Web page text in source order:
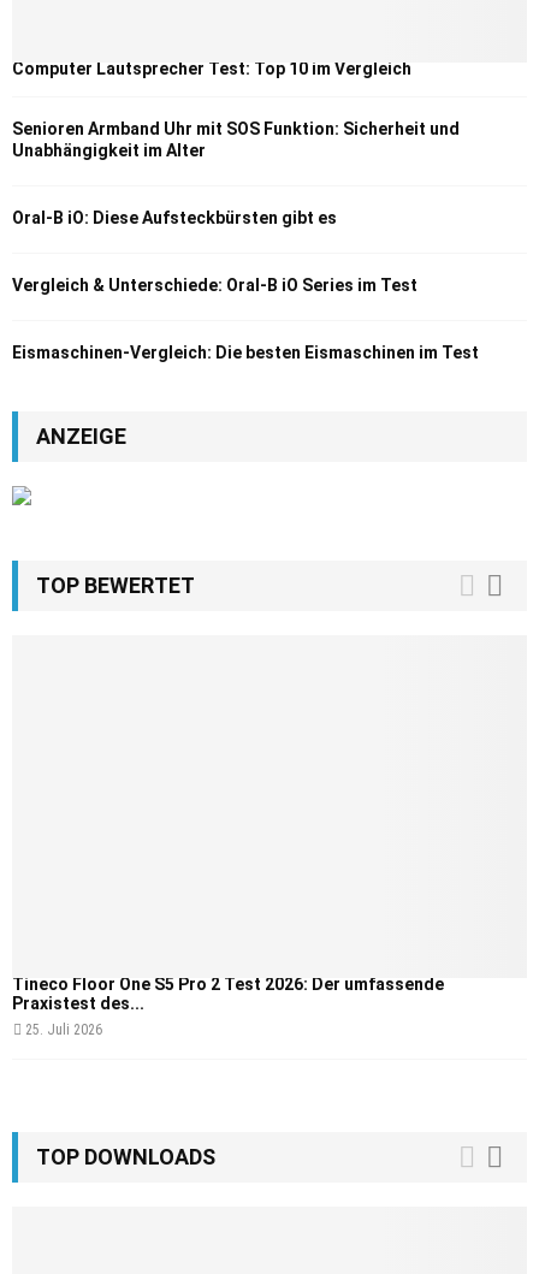
Computer Lautsprecher Test: Top 10 im Vergleich
Senioren Armband Uhr mit SOS Funktion: Sicherheit und
Unabhängigkeit im Alter
Oral-B iO: Diese Aufsteckbürsten gibt es
Vergleich & Unterschiede: Oral-B iO Series im Test
Eismaschinen-Vergleich: Die besten Eismaschinen im Test
ANZEIGE
TOP BEWERTET
Tineco Floor One S5 Pro 2 Test 2026: Der umfassende
Praxistest des...
25. Juli 2026
TOP DOWNLOADS